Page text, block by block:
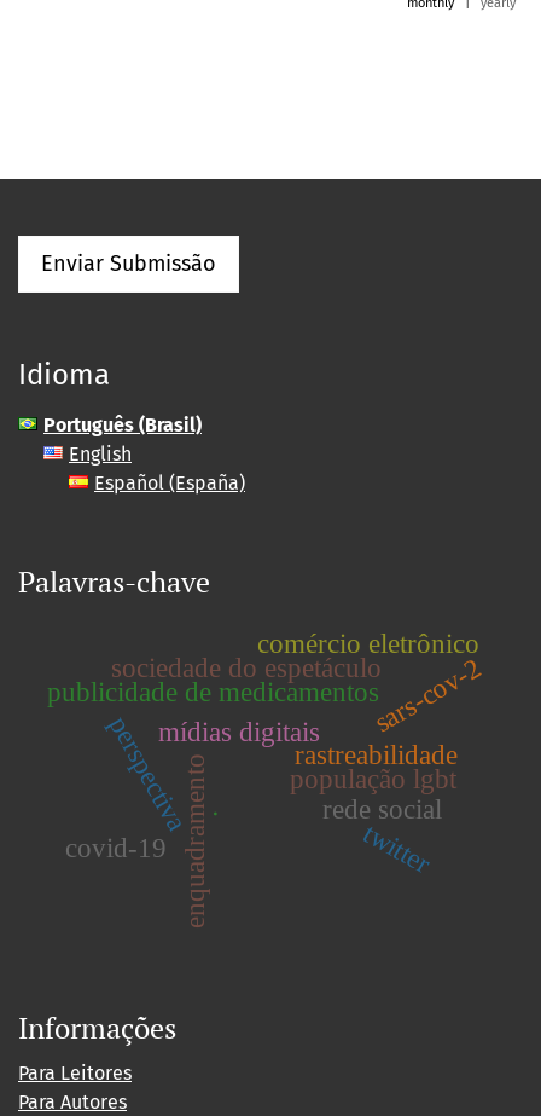
monthly yearly
Enviar Submissão
Idioma
Português (Brasil)
English
Español (España)
Palavras-chave
.
população lgbt
twitter
mídias digitais
publicidade de medicamentos
enquadramento
perspectiva
sociedade do espetáculo
rede social
rastreabilidade
sars-cov-2
covid-19
comércio eletrônico
Informações
Para Leitores
Para Autores